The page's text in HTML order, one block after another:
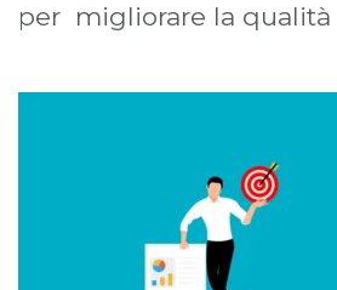
per migliorare la qualità